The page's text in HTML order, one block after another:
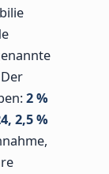
2 %
2,5 %